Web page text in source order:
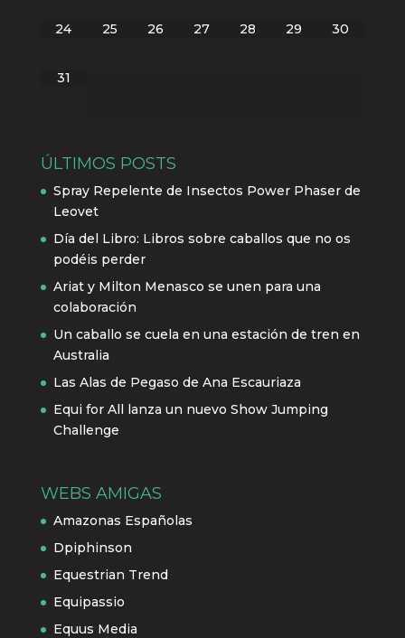
24 25 26 27 28 29 30
31
ÚLTIMOS POSTS
Spray Repelente de Insectos Power Phaser de
Leovet
Día del Libro: Libros sobre caballos que no os
podéis perder
Ariat y Milton Menasco se unen para una
colaboración
Un caballo se cuela en una estación de tren en
Australia
Las Alas de Pegaso de Ana Escauriaza
Equi for All lanza un nuevo Show Jumping
Challenge
WEBS AMIGAS
Amazonas Españolas
Dpiphinson
Equestrian Trend
Equipassio
Equus Media